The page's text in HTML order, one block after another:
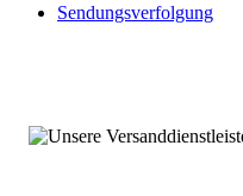
Sendungsverfolgung